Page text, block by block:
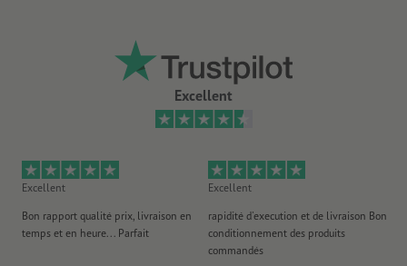
Excellent
Excellent
Bon rapport qualité prix, livraison en
temps et en heure... Parfait
Excellent
rapidité d'execution et de livraison Bon
conditionnement des produits
commandés